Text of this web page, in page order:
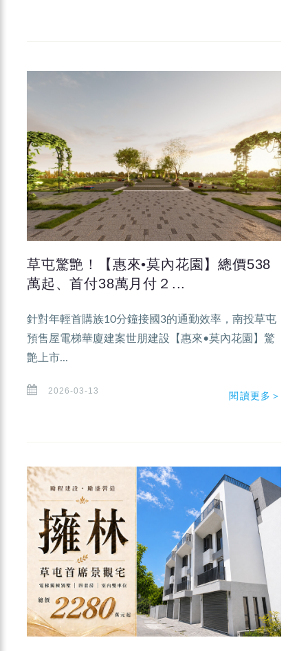
草屯驚艶！【惠來•莫內花園】總價538
萬起、首付38萬月付２...
針對年輕首購族10分鐘接國3的通勤效率，南投草屯
預售屋電梯華廈建案世朋建設【惠來•莫內花園】驚
艶上市...
2026-03-13 閱讀更多＞